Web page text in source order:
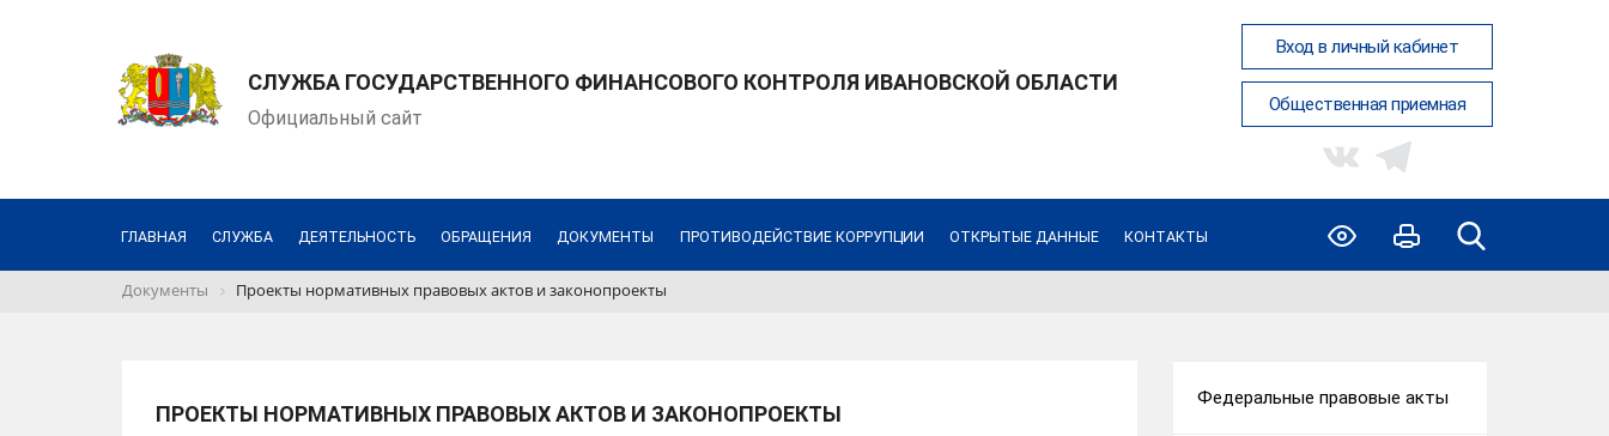
СЛУЖБА ГОСУДАРСТВЕННОГО ФИНАНСОВОГО КОНТРОЛЯ ИВАНОВСКОЙ ОБЛАСТИ
Официальный сайт
Вход в личный кабинет
Общественная приемная
ГЛАВНАЯ СЛУЖБА ДЕЯТЕЛЬНОСТЬ ОБРАЩЕНИЯ ДОКУМЕНТЫ ПРОТИВОДЕЙСТВИЕ КОРРУПЦИИ ОТКРЫТЫЕ ДАННЫЕ КОНТАКТЫ
Документы Проекты нормативных правовых актов и законопроекты
ПРОЕКТЫ НОРМАТИВНЫХ ПРАВОВЫХ АКТОВ И ЗАКОНОПРОЕКТЫ
Федеральные правовые акты